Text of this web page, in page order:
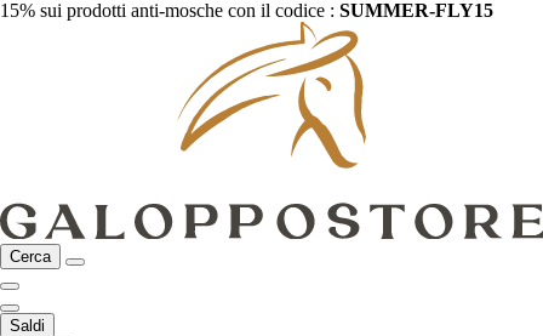
15% sui prodotti anti-mosche con il codice : SUMMER-FLY15
Cerca
Saldi